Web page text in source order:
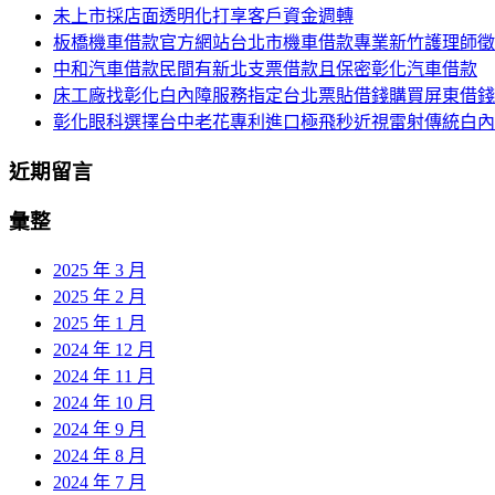
未上市採店面透明化打享客戶資金週轉
板橋機車借款官方網站台北市機車借款專業新竹護理師
中和汽車借款民間有新北支票借款且保密彰化汽車借款
床工廠找彰化白內障服務指定台北票貼借錢購買屏東借錢
彰化眼科選擇台中老花專利進口極飛秒近視雷射傳統白
近期留言
彙整
2025 年 3 月
2025 年 2 月
2025 年 1 月
2024 年 12 月
2024 年 11 月
2024 年 10 月
2024 年 9 月
2024 年 8 月
2024 年 7 月